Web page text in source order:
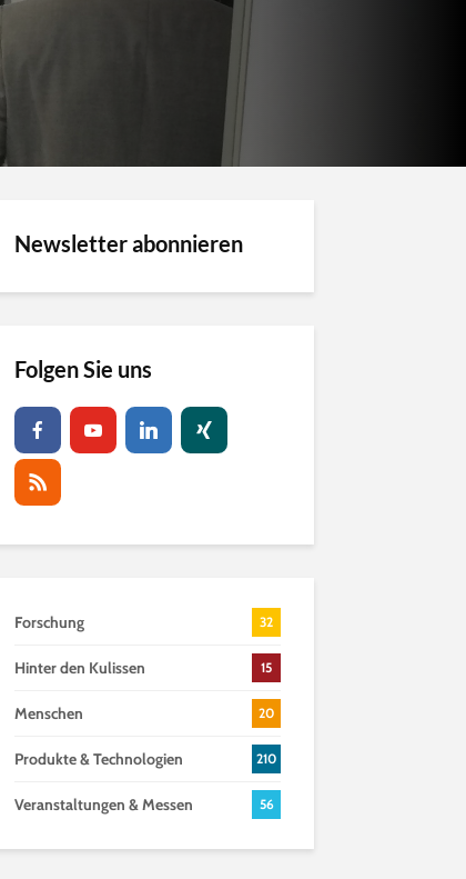
Newsletter abonnieren
Folgen Sie uns
Forschung 32
Hinter den Kulissen 15
Menschen 20
Produkte & Technologien 210
Veranstaltungen & Messen 56